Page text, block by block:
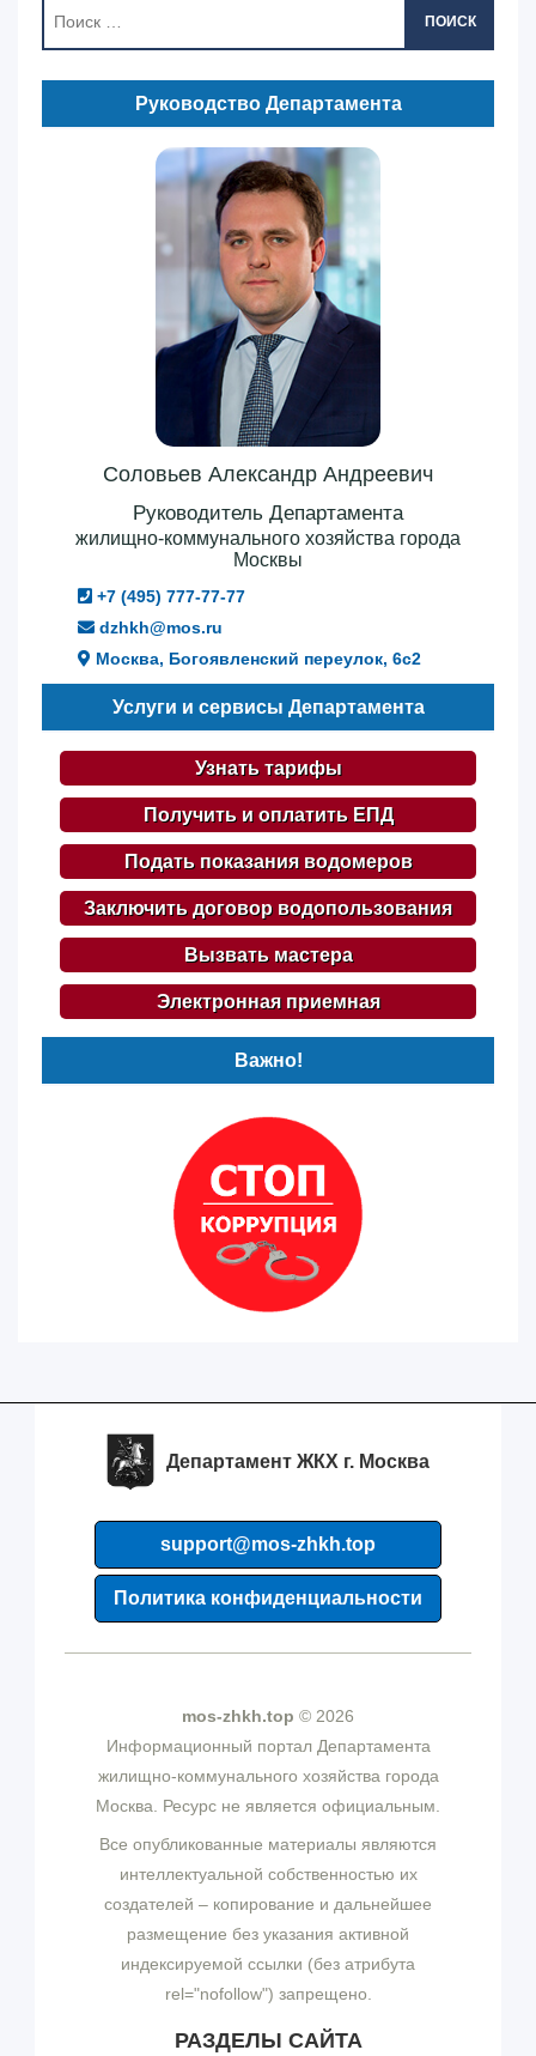
ПОИСК
Руководство Департамента
Соловьев Александр Андреевич
Руководитель Департамента
жилищно-коммунального хозяйства города
Москвы
+7 (495) 777-77-77
dzhkh@mos.ru
Москва, Богоявленский переулок, 6с2
Услуги и сервисы Департамента
Узнать тарифы
Получить и оплатить ЕПД
Подать показания водомеров
Заключить договор водопользования
Вызвать мастера
Электронная приемная
Важно!
Департамент ЖКХ г. Москва
support@mos-zhkh.top
Политика конфиденциальности
mos-zhkh.top © 2026
Информационный портал Департамента
жилищно-коммунального хозяйства города
Москва. Ресурс не является официальным.
Все опубликованные материалы являются
интеллектуальной собственностью их
создателей – копирование и дальнейшее
размещение без указания активной
индексируемой ссылки (без атрибута
rel="nofollow") запрещено.
РАЗДЕЛЫ САЙТА